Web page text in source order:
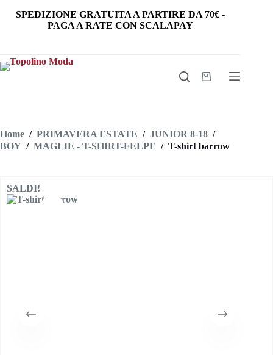
SPEDIZIONE GRATUITA A PARTIRE DA 70€ -
PAGA A RATE CON SCALAPAY
Carrello
Home / PRIMAVERA ESTATE / JUNIOR 8-18 /
BOY / MAGLIE - T-SHIRT-FELPE / T-shirt barrow
SALDI!